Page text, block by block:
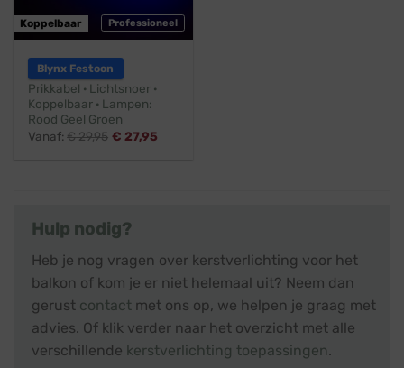
Professioneel
Koppelbaar
Blynx Festoon
Prikkabel · Lichtsnoer ·
Koppelbaar · Lampen:
Rood Geel Groen
Vanaf:€29,95 € 27,95
Hulp nodig?
Heb je nog vragen over kerstverlichting voor het
balkon of kom je er niet helemaal uit? Neem dan
gerust contact met ons op, we helpen je graag met
advies. Of klik verder naar het overzicht met alle
verschillende kerstverlichting toepassingen.